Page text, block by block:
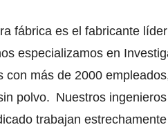
fábrica es el fabricante
especializamos en
con más de 2000 empleados
polvo. Nuestros
trabajan